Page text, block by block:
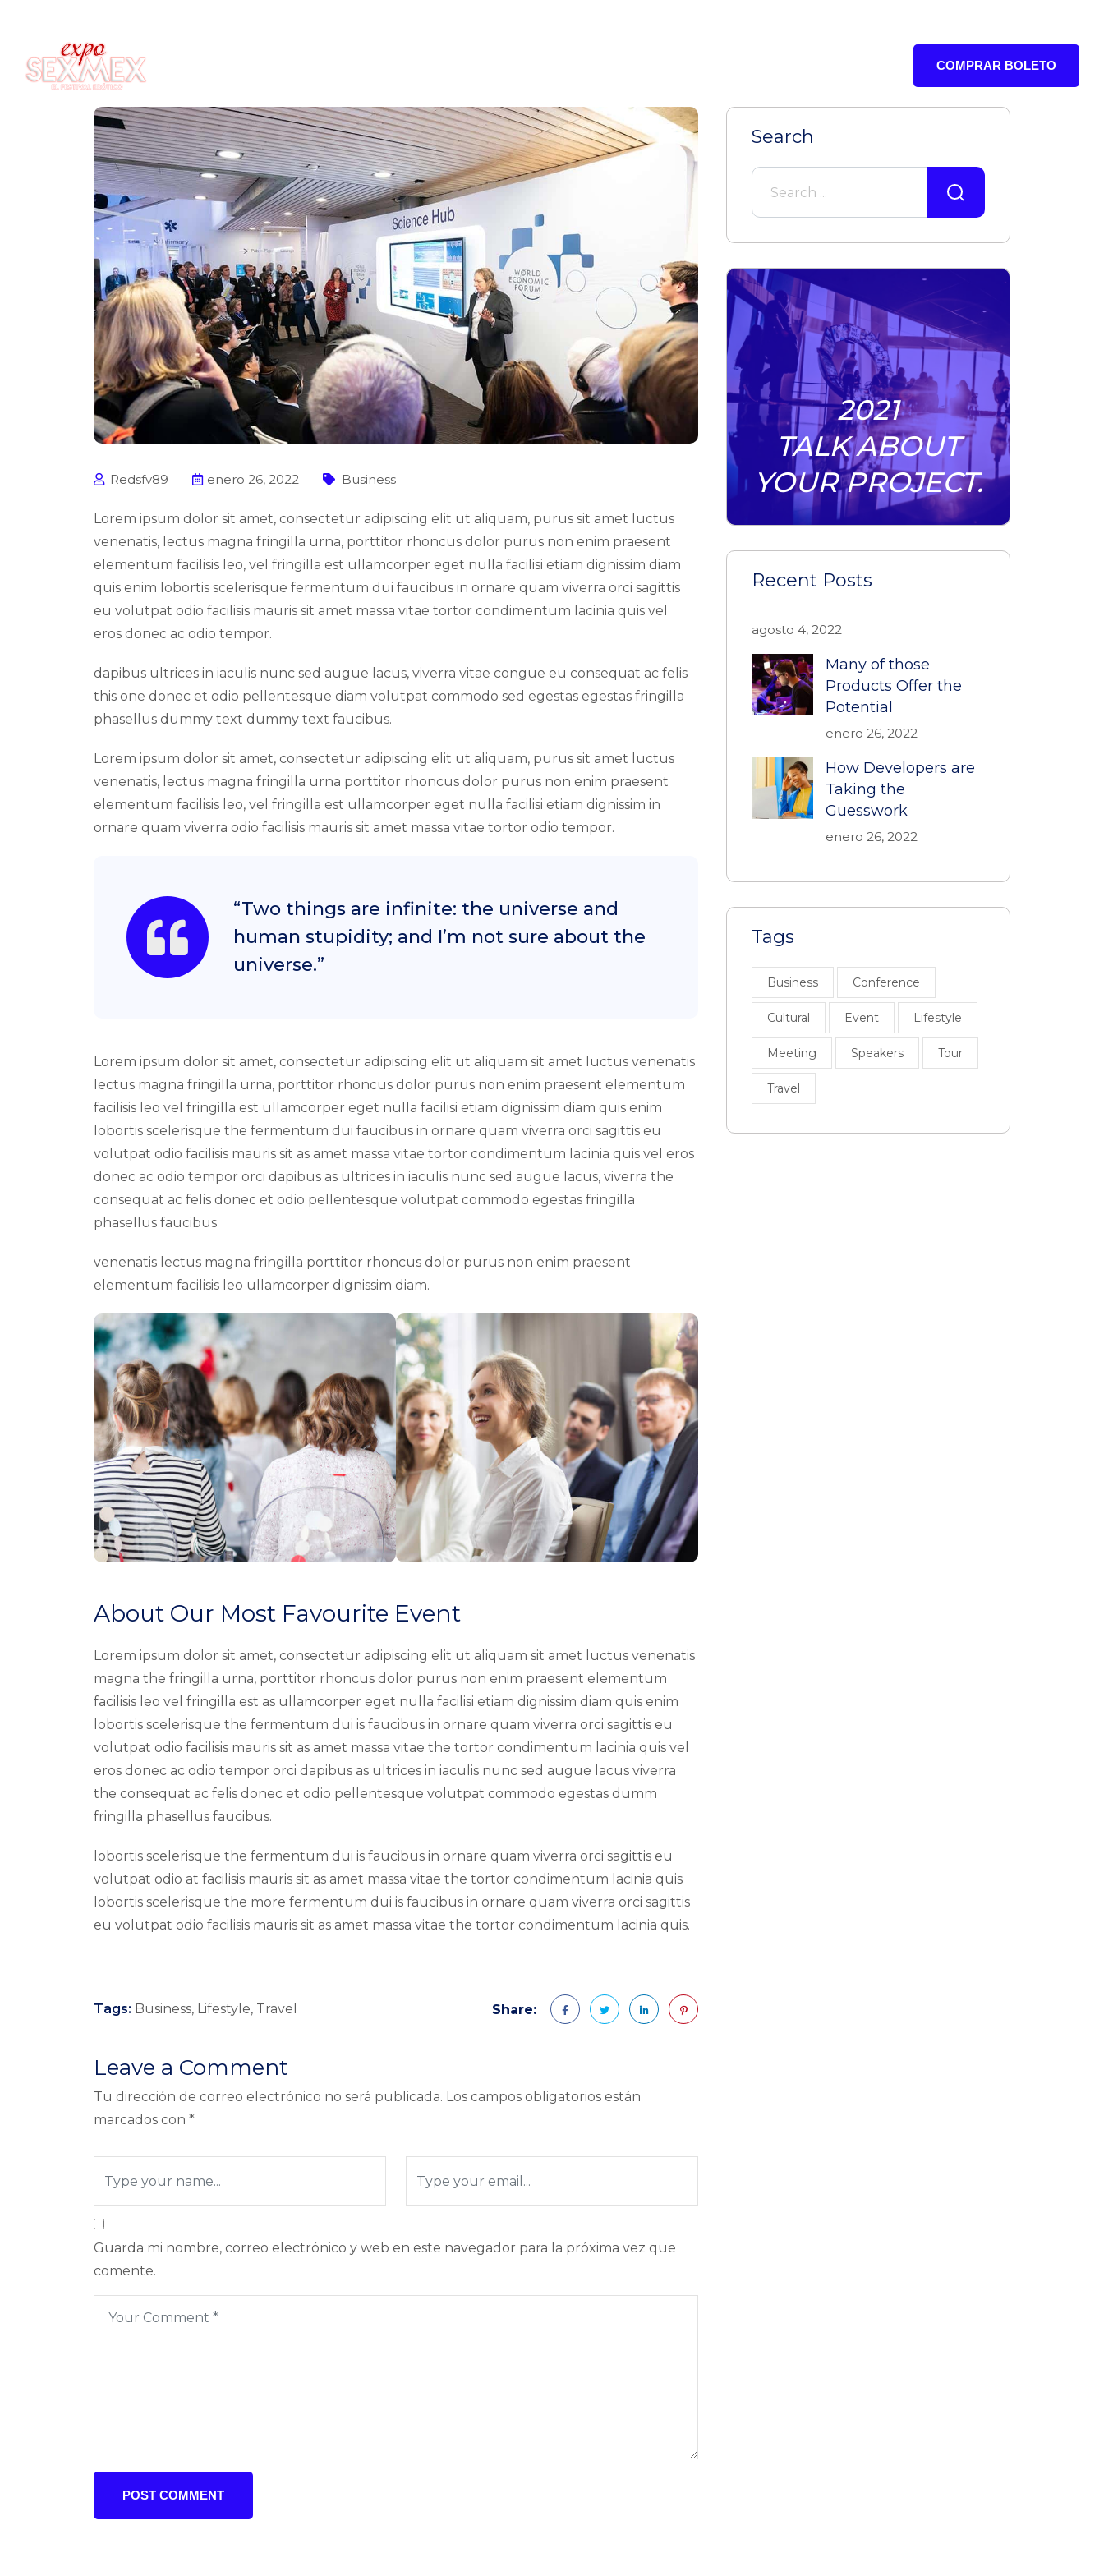
COMPRAR BOLETO
Redsfv89 enero 26, 2022 Business
Lorem ipsum dolor sit amet, consectetur adipiscing elit ut aliquam, purus sit amet luctus
venenatis, lectus magna fringilla urna, porttitor rhoncus dolor purus non enim praesent
elementum facilisis leo, vel fringilla est ullamcorper eget nulla facilisi etiam dignissim diam
quis enim lobortis scelerisque fermentum dui faucibus in ornare quam viverra orci sagittis
eu volutpat odio facilisis mauris sit amet massa vitae tortor condimentum lacinia quis vel
eros donec ac odio tempor.
dapibus ultrices in iaculis nunc sed augue lacus, viverra vitae congue eu consequat ac felis
this one donec et odio pellentesque diam volutpat commodo sed egestas egestas fringilla
phasellus dummy text dummy text faucibus.
Lorem ipsum dolor sit amet, consectetur adipiscing elit ut aliquam, purus sit amet luctus
venenatis, lectus magna fringilla urna porttitor rhoncus dolor purus non enim praesent
elementum facilisis leo, vel fringilla est ullamcorper eget nulla facilisi etiam dignissim in
ornare quam viverra odio facilisis mauris sit amet massa vitae tortor odio tempor.
“Two things are infinite: the universe and
human stupidity; and I’m not sure about the
universe.”
Lorem ipsum dolor sit amet, consectetur adipiscing elit ut aliquam sit amet luctus venenatis
lectus magna fringilla urna, porttitor rhoncus dolor purus non enim praesent elementum
facilisis leo vel fringilla est ullamcorper eget nulla facilisi etiam dignissim diam quis enim
lobortis scelerisque the fermentum dui faucibus in ornare quam viverra orci sagittis eu
volutpat odio facilisis mauris sit as amet massa vitae tortor condimentum lacinia quis vel eros
donec ac odio tempor orci dapibus as ultrices in iaculis nunc sed augue lacus, viverra the
consequat ac felis donec et odio pellentesque volutpat commodo egestas fringilla
phasellus faucibus
venenatis lectus magna fringilla porttitor rhoncus dolor purus non enim praesent
elementum facilisis leo ullamcorper dignissim diam.
About Our Most Favourite Event
Lorem ipsum dolor sit amet, consectetur adipiscing elit ut aliquam sit amet luctus venenatis
magna the fringilla urna, porttitor rhoncus dolor purus non enim praesent elementum
facilisis leo vel fringilla est as ullamcorper eget nulla facilisi etiam dignissim diam quis enim
lobortis scelerisque the fermentum dui is faucibus in ornare quam viverra orci sagittis eu
volutpat odio facilisis mauris sit as amet massa vitae the tortor condimentum lacinia quis vel
eros donec ac odio tempor orci dapibus as ultrices in iaculis nunc sed augue lacus viverra
the consequat ac felis donec et odio pellentesque volutpat commodo egestas dumm
fringilla phasellus faucibus.
lobortis scelerisque the fermentum dui is faucibus in ornare quam viverra orci sagittis eu
volutpat odio at facilisis mauris sit as amet massa vitae the tortor condimentum lacinia quis
lobortis scelerisque the more fermentum dui is faucibus in ornare quam viverra orci sagittis
eu volutpat odio facilisis mauris sit as amet massa vitae the tortor condimentum lacinia quis.
Tags: Business, Lifestyle, Travel Share:
Leave a Comment
Tu dirección de correo electrónico no será publicada. Los campos obligatorios están
marcados con *
Guarda mi nombre, correo electrónico y web en este navegador para la próxima vez que
comente.
POST COMMENT
Search
2021
TALK ABOUT
YOUR PROJECT.
Recent Posts
agosto 4, 2022
Many of those
Products Offer the
Potential
enero 26, 2022
How Developers are
Taking the
Guesswork
enero 26, 2022
Tags
Business Conference
Cultural Event Lifestyle
Meeting Speakers Tour
Travel